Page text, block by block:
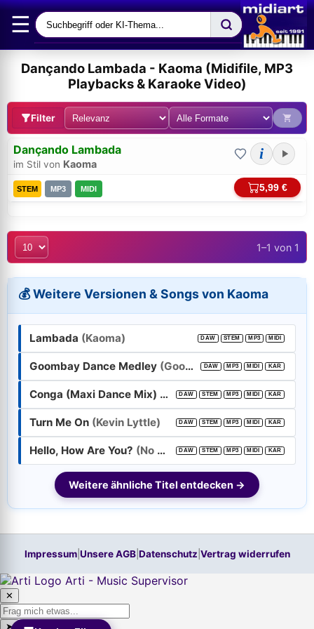
☰
Dançando Lambada - Kaoma (Midifile, MP3
Playbacks & Karaoke Video)
Filter
Dançando Lambada
im Stil von Kaoma
i
STEM MP3 MIDI 5,99 €
1–1 von 1
💰 Weitere Versionen & Songs von Kaoma
Lambada (Kaoma) DAW STEM MP3 MIDI
Goombay Dance Medley (Goombay Dance Band) DAW MP3 MIDI KAR
Conga (Maxi Dance Mix) (Miami Sound Machine)
DAW STEM MP3 MIDI KAR
Turn Me On (Kevin Lyttle) DAW STEM MP3 MIDI KAR
Hello, How Are You? (No Mercy) DAW STEM MP3 MIDI KAR
Weitere ähnliche Titel entdecken →
Impressum| Unsere AGB| Datenschutz Vertrag widerrufen
Arti - Music Supervisor
✕
➤
E-Mail-Adresse:
Passwort:
Weiter
Trage bitte vorher Deine E-Mail-Adresse in das Feld oben ein.
Hilfe, ich habe mein
Passwortvergessen!
Neu hier? Jetzt kostenloses Konto anlegen